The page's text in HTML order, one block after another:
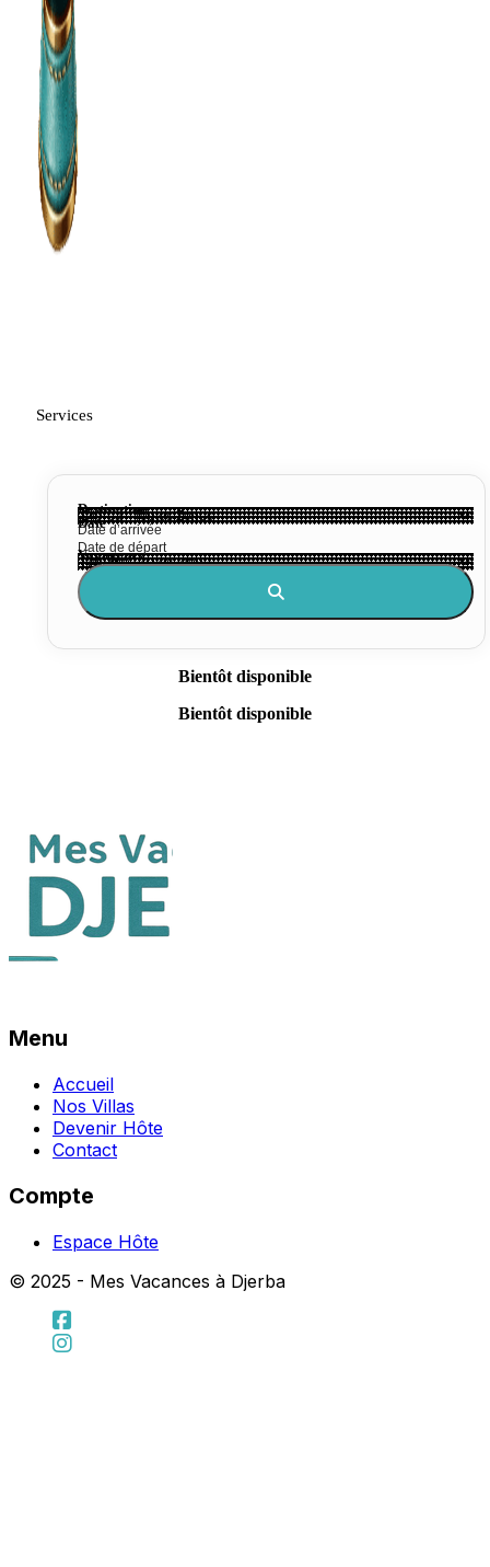
Services
Destination
Date
Voyageurs
Bientôt disponible
Bientôt disponible
Menu
Accueil
Nos Villas
Devenir Hôte
Contact
Compte
Espace Hôte
© 2025 - Mes Vacances à Djerba